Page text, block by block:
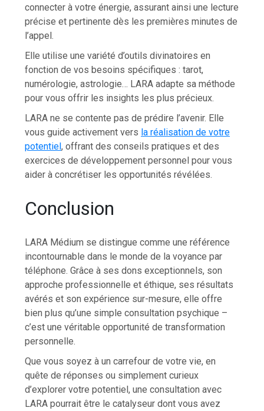
connecter à votre énergie, assurant ainsi une lecture
précise et pertinente dès les premières minutes de
l’appel.
Elle utilise une variété d’outils divinatoires en
fonction de vos besoins spécifiques : tarot,
numérologie, astrologie… LARA adapte sa méthode
pour vous offrir les insights les plus précieux.
LARA ne se contente pas de prédire l’avenir. Elle
vous guide activement vers la réalisation de votre
potentiel, offrant des conseils pratiques et des
exercices de développement personnel pour vous
aider à concrétiser les opportunités révélées.
Conclusion
LARA Médium se distingue comme une référence
incontournable dans le monde de la voyance par
téléphone. Grâce à ses dons exceptionnels, son
approche professionnelle et éthique, ses résultats
avérés et son expérience sur-mesure, elle offre
bien plus qu’une simple consultation psychique –
c’est une véritable opportunité de transformation
personnelle.
Que vous soyez à un carrefour de votre vie, en
quête de réponses ou simplement curieux
d’explorer votre potentiel, une consultation avec
LARA pourrait être le catalyseur dont vous avez